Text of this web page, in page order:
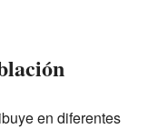
en diferentes